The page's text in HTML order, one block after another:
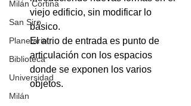
Milán Cortina
San Siro
Planetario
Biblioteca
Universidad
Milán
viejo edificio, sin modificar lo
básico.
El atrio de entrada es punto de
articulación con los espacios
donde se exponen los varios
objetos.